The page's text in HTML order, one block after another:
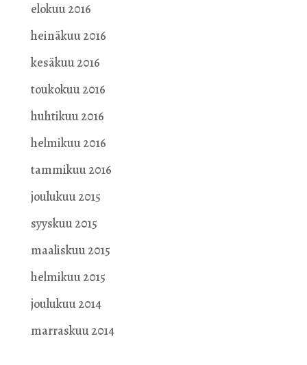
elokuu 2016
heinäkuu 2016
kesäkuu 2016
toukokuu 2016
huhtikuu 2016
helmikuu 2016
tammikuu 2016
joulukuu 2015
syyskuu 2015
maaliskuu 2015
helmikuu 2015
joulukuu 2014
marraskuu 2014